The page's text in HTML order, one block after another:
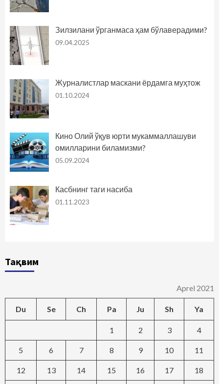
Зилзилани ўрганмаса ҳам бўлаверадими?
09.04.2025
Журналистлар маскани ёрдамга муҳтож
01.10.2024
Кино Олий ўқув юрти мукаммаллашуви
омилларини биламизми?
05.09.2024
Касбнинг таги насиба
01.11.2023
Тақвим
Aprel 2021
Du Se Ch Pa Ju Sh Ya
1 2 3 4
5 6 7 8 9 10 11
12 13 14 15 16 17 18